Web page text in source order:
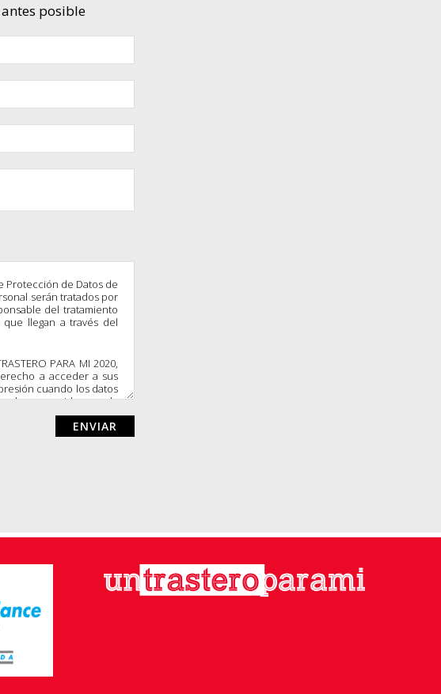
posible
Protección de Datos de
serán tratados por
del tratamiento
llegan a través del
PARA MI 2020,
a acceder a sus
cuando los datos
recogidos por la
Usted puede ejercitar
normativa vigente y/o
un e-mail: